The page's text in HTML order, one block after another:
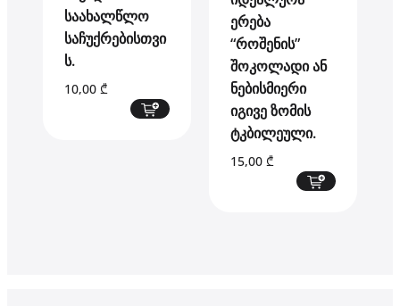
საახალწლო
საჩუქრებისთვი
ს.
10,00 ₾
ერება
“როშენის”
შოკოლადი ან
ნებისმიერი
იგივე ზომის
ტკბილეული.
15,00 ₾